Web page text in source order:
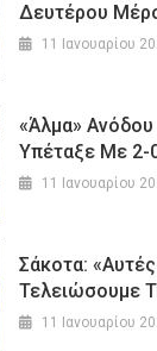
Δευτέρου
11 Ιανουαρίου
«Άλμα» Ανόδου
Υπέταξε Με 2-
11 Ιανουαρίου
Σάκοτα:
Τελειώσουμε
11 Ιανουαρίου